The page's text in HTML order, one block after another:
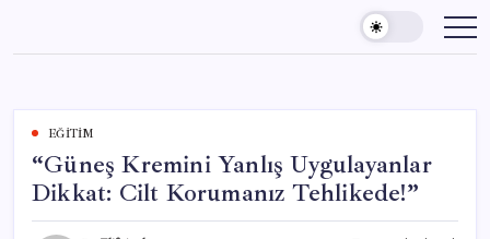
content
EĞITIM
“Güneş Kremini Yanlış Uygulayanlar
Dikkat: Cilt Korumanız Tehlikede!”